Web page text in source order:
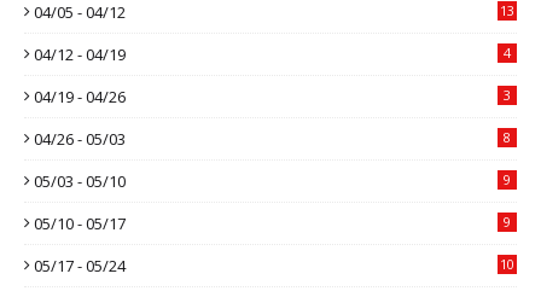
04/05 - 04/12 13
04/12 - 04/19 4
04/19 - 04/26 3
04/26 - 05/03 8
05/03 - 05/10 9
05/10 - 05/17 9
05/17 - 05/24 10